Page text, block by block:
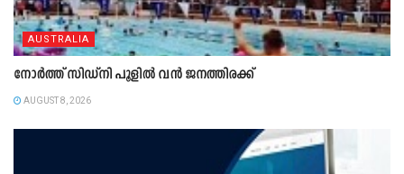
AUSTRALIA
നോർത്ത് സിഡ്നി പൂളിൽ വൻ ജനത്തിരക്ക്
AUGUST 8, 2026